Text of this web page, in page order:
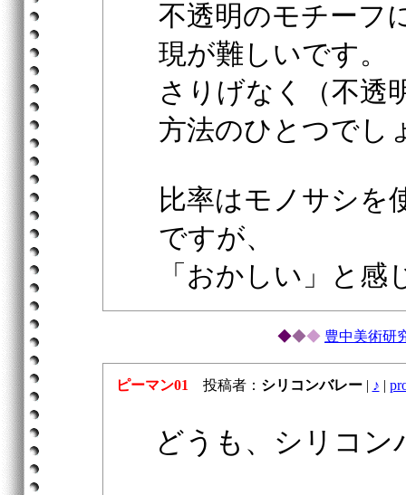
不透明のモチーフ
現が難しいです。
さりげなく（不透
方法のひとつでし
比率はモノサシを
ですが、
「おかしい」と
◆◆◆ 豊中美術研
ピーマン01 投稿者： シリコンバレー | ♪ |
どうも、シリコン